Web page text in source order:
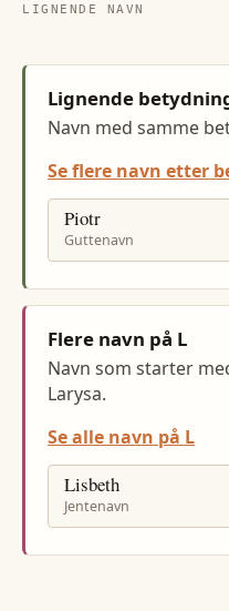
LIGNENDE NAVN
Lignende
Navn med samme
Se flere navn etter
Piotr
Guttenavn
Flere navn på L
Navn som starter
Larysa.
Se alle navn på L
Lisbeth
Jentenavn